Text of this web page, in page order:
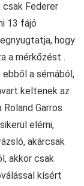
csak Federer
13 fájó
hogy
a mérkőzést .
a sémából,
keltenek az
Garros
elérni,
akárcsak
akkor csak
kísért